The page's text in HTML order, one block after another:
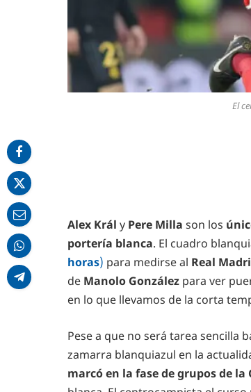
El
Alex Král y Pere Milla son los
portería blanca. El cuadro
horas) para medirse al Real
de Manolo González para ver
en lo que llevamos de la corta
Pese a que no será tarea sencilla
zamarra blanquiazul en la
marcó en la fase de grupos de la